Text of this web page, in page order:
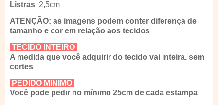
Listras: 2,5cm
ATENÇÃO: as imagens podem conter diferença de
tamanho e cor em relação aos tecidos
TECIDO INTEIRO
A medida que você adquirir do tecido vai inteira, sem
cortes
PEDIDO MÍNIMO
Você pode pedir no mínimo 25cm de cada estampa